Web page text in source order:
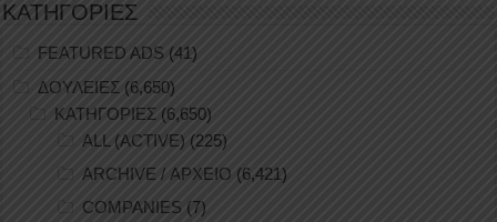
ΚΑΤΗΓΟΡΙΕΣ
FEATURED ADS (41)
ΔΟΥΛΕΙΕΣ (6,650)
ΚΑΤΗΓΟΡΙΕΣ (6,650)
ALL (ACTIVE) (225)
ARCHIVE / ΑΡΧΕΙΟ (6,421)
COMPANIES (7)